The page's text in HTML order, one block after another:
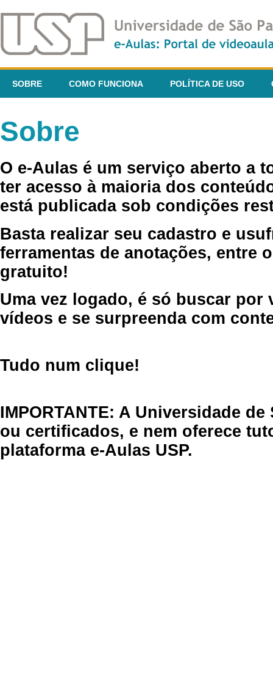
SOBRE COMO FUNCIONA POLÍTICA DE USO
Sobre
O e-Aulas é um serviço aberto a
ter acesso à maioria dos
está publicada sob condições
Basta realizar seu cadastro e
ferramentas de anotações, entre
gratuito!
Uma vez logado, é só buscar por
vídeos e se surpreenda com
Tudo num clique!
IMPORTANTE: A Universidade
ou certificados, e nem oferece
plataforma e-Aulas USP.